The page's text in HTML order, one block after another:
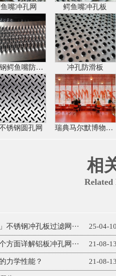
嘴冲孔网 鳄鱼嘴冲孔板
不锈钢鳄鱼嘴防滑板 冲孔防滑板
锈钢圆孔网 瑞典马尔默博物馆铝板冲孔网
相
Related
不锈钢冲孔板过滤网··· 25-04-10
方面详解铝板冲孔网··· 21-08-13
力学性能？ 21-08-13